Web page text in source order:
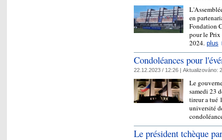
en
Fondation
pour le Prix
2024. plus
Condoléances pour
22.12.2023 / 12:26 | Aktualizováno:
Le
samedi 23
tireur a tué
université
Le président tchèque